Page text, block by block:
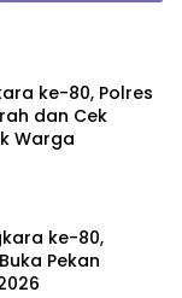
ke-80, Polres
dan Cek
Warga
ke-80,
Pekan